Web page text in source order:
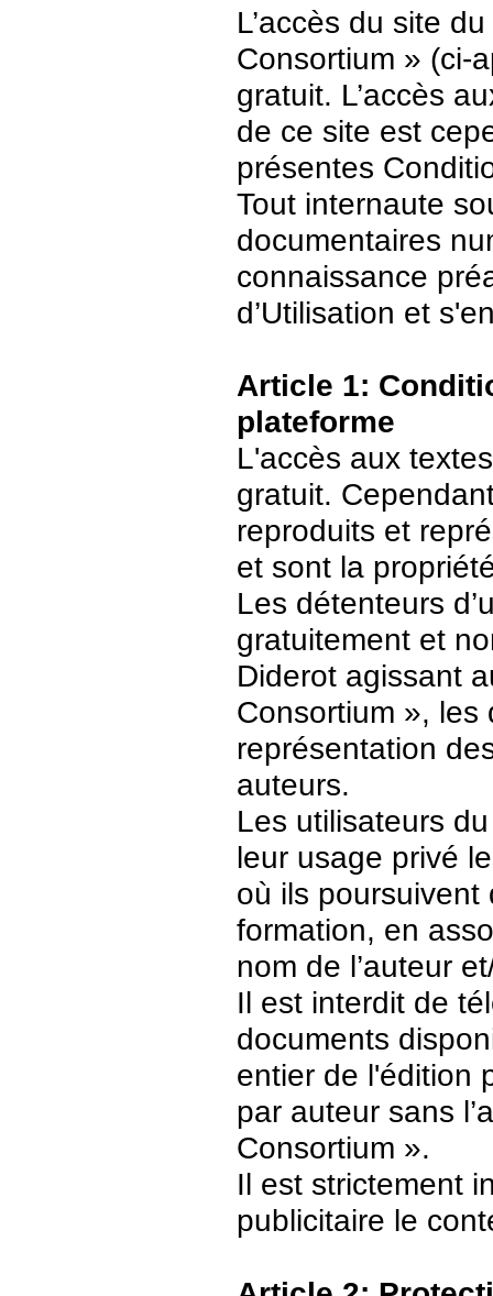
L’accès du site
Consortium » (ci-
gratuit. L’accès
de ce site est
présentes
Tout internaute
documentaires
connaissance
d’Utilisation et
Article 1:
plateforme
L'accès aux
gratuit.
reproduits et
et sont la
Les détenteurs
gratuitement et
Diderot agissant
Consortium », les
représentation
auteurs.
Les utilisateurs
leur usage privé
où ils
formation, en
nom de l’auteur
Il est interdit de
documents
entier de l'édition
par auteur sans
Consortium ».
Il est strictement
publicitaire le